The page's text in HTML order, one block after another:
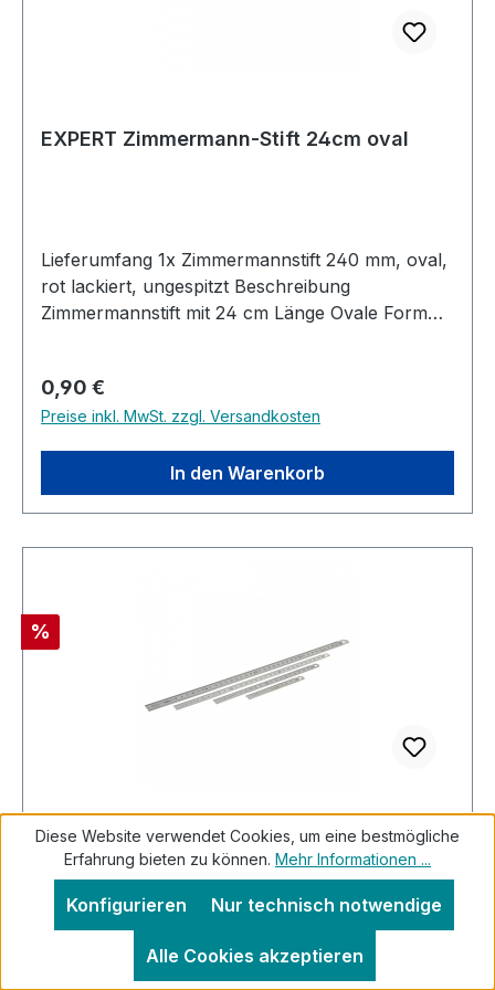
EXPERT Zimmermann-Stift 24cm oval
Lieferumfang 1x Zimmermannstift 240 mm, oval,
rot lackiert, ungespitzt Beschreibung
Zimmermannstift mit 24 cm Länge Ovale Form
Markierungen auf Holz (trocken und nass) Auch
für Makierungen auf Stahl und Ziegeln geeignet
Regulärer Preis:
0,90 €
Preise inkl. MwSt. zzgl. Versandkosten
In den Warenkorb
Rabatt
%
Stahllineal, Stahlmaßstab aus Federstahl
200 mm
Diese Website verwendet Cookies, um eine bestmögliche
Erfahrung bieten zu können. Mehr Informationen ...
Nur technisch notwendige
Konfigurieren
Alle Cookies akzeptieren